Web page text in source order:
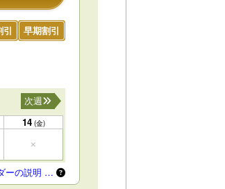
引
早期割引
次週
14 (金)
ーの説明 …